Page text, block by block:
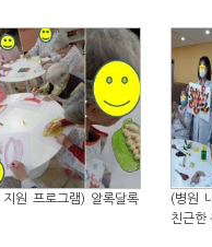
원 프로그램) 알록달록
(병원
친근한